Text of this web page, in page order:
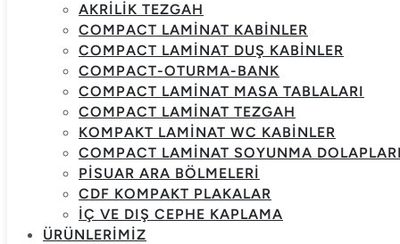
AKRILIK TEZGAH
COMPACT LAMINAT KABINLER
COMPACT LAMINAT DUŞ KABINLER
COMPACT-OTURMA-BANK
COMPACT LAMINAT MASA TABLALARI
COMPACT LAMINAT TEZGAH
KOMPAKT LAMINAT WC KABINLER
COMPACT LAMINAT SOYUNMA
PISUAR ARA BÖLMELERI
CDF KOMPAKT PLAKALAR
İÇ VE DIŞ CEPHE KAPLAMA
ÜRÜNLERIMIZ